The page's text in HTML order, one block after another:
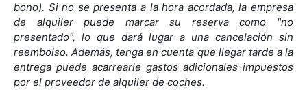
bono). Si no se presenta a la hora acordada, la empresa
de alquiler puede marcar su reserva como "no
presentado", lo que dará lugar a una cancelación sin
reembolso. Además, tenga en cuenta que llegar tarde a la
entrega puede acarrearle gastos adicionales impuestos
por el proveedor de alquiler de coches.